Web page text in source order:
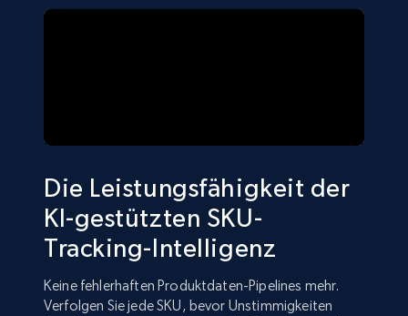
Die Leistungsfähigkeit der
KI-gestützten SKU-
Tracking-Intelligenz
Keine fehlerhaften Produktdaten-Pipelines mehr.
Verfolgen Sie jede SKU, bevor Unstimmigkeiten